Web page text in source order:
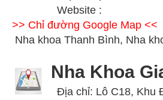
Website :
>> Chỉ đường Google Map <<
Nha khoa Thanh Bình, Nha
Nha Khoa
Địa chỉ: Lô C18, Khu